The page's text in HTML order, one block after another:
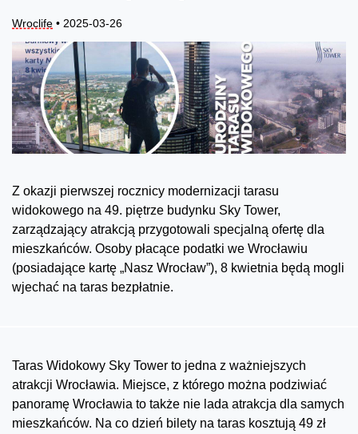
Wroclife • 2025-03-26
Z okazji pierwszej rocznicy modernizacji tarasu
widokowego na 49. piętrze budynku Sky Tower,
zarządzający atrakcją przygotowali specjalną ofertę dla
mieszkańców. Osoby płacące podatki we Wrocławiu
(posiadające kartę „Nasz Wrocław”), 8 kwietnia będą mogli
wjechać na taras bezpłatnie.
Taras Widokowy Sky Tower to jedna z ważniejszych
atrakcji Wrocławia. Miejsce, z którego można podziwiać
panoramę Wrocławia to także nie lada atrakcja dla samych
mieszkańców. Na co dzień bilety na taras kosztują 49 zł